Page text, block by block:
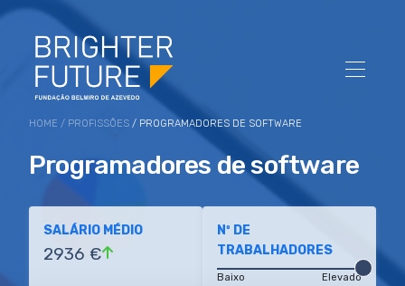
HOME / PROFISSÕES / PROGRAMADORES DE SOFTWARE
Programadores de software
SALÁRIO MÉDIO
2936 €
Nº DE
TRABALHADORES
Baixo Elevado